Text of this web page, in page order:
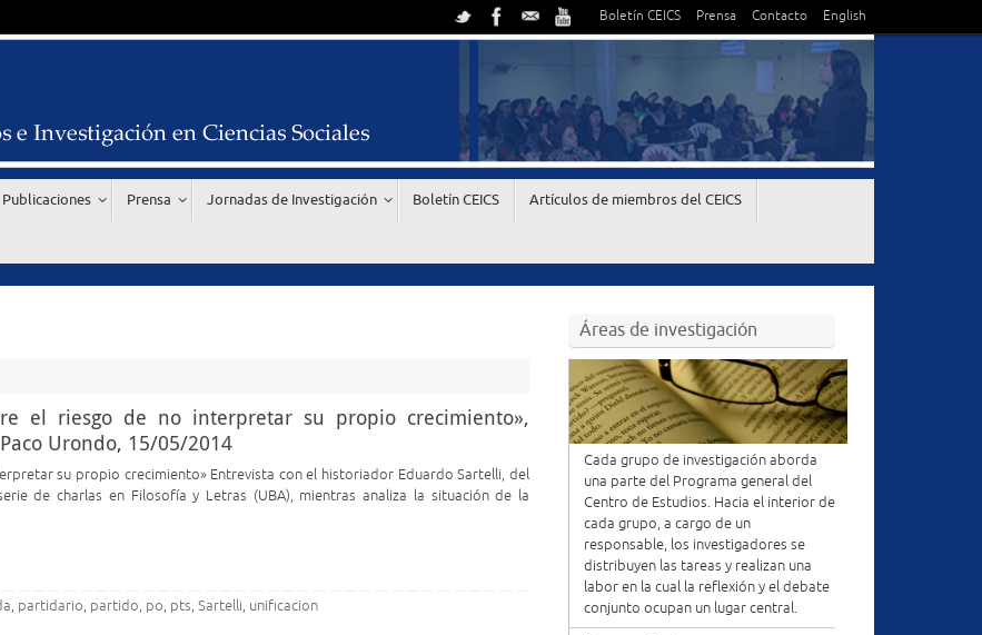
Boletín CEICS Prensa Contacto English
Publicaciones Prensa Jornadas de Investigación Boletín CEICS Artículos de miembros del CEICS
el riesgo de no interpretar su propio crecimiento»,
Urondo, 15/05/2014
su propio crecimiento» Entrevista con el historiador Eduardo Sartelli, del
de charlas en Filosofía y Letras (UBA), mientras analiza la situación de la
, partidario, partido, po, pts,Sartelli, unificacion
Áreas de investigación
Cada grupo de investigación aborda
una parte del Programa general del
Centro de Estudios. Hacia el interior de
cada grupo, a cargo de un
responsable, los investigadores se
distribuyen las tareas y realizan una
labor en la cual la reflexión y el debate
conjunto ocupan un lugar central.